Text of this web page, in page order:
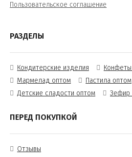
Пользовательское соглашение
РАЗДЕЛЫ
Кондитерские изделия
Мармелад оптом
Пастила оптом
Детские сладости оптом
Зефир
ПЕРЕД ПОКУПКОЙ
Отзывы